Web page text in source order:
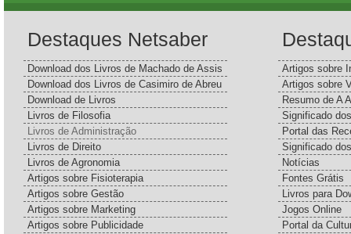
Destaques Netsaber
Download dos Livros de Machado de Assis
Download dos Livros de Casimiro de Abreu
Download de Livros
Livros de Filosofia
Livros de Administração
Livros de Direito
Livros de Agronomia
Artigos sobre Fisioterapia
Artigos sobre Gestão
Artigos sobre Marketing
Artigos sobre Publicidade
Artigos sobre
Artigos sobre
Resumo de A
Significado
Portal das
Significado
Notícias
Fontes Grátis
Livros para
Jogos Online
Portal da